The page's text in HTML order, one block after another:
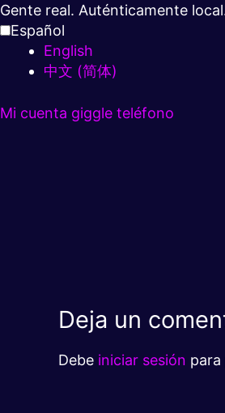
Ir
al
contenido
Gente real. Auténticamente
Español
English
中文 (简体)
Mi cuenta giggle teléfono
Deja un
Debe iniciar sesión